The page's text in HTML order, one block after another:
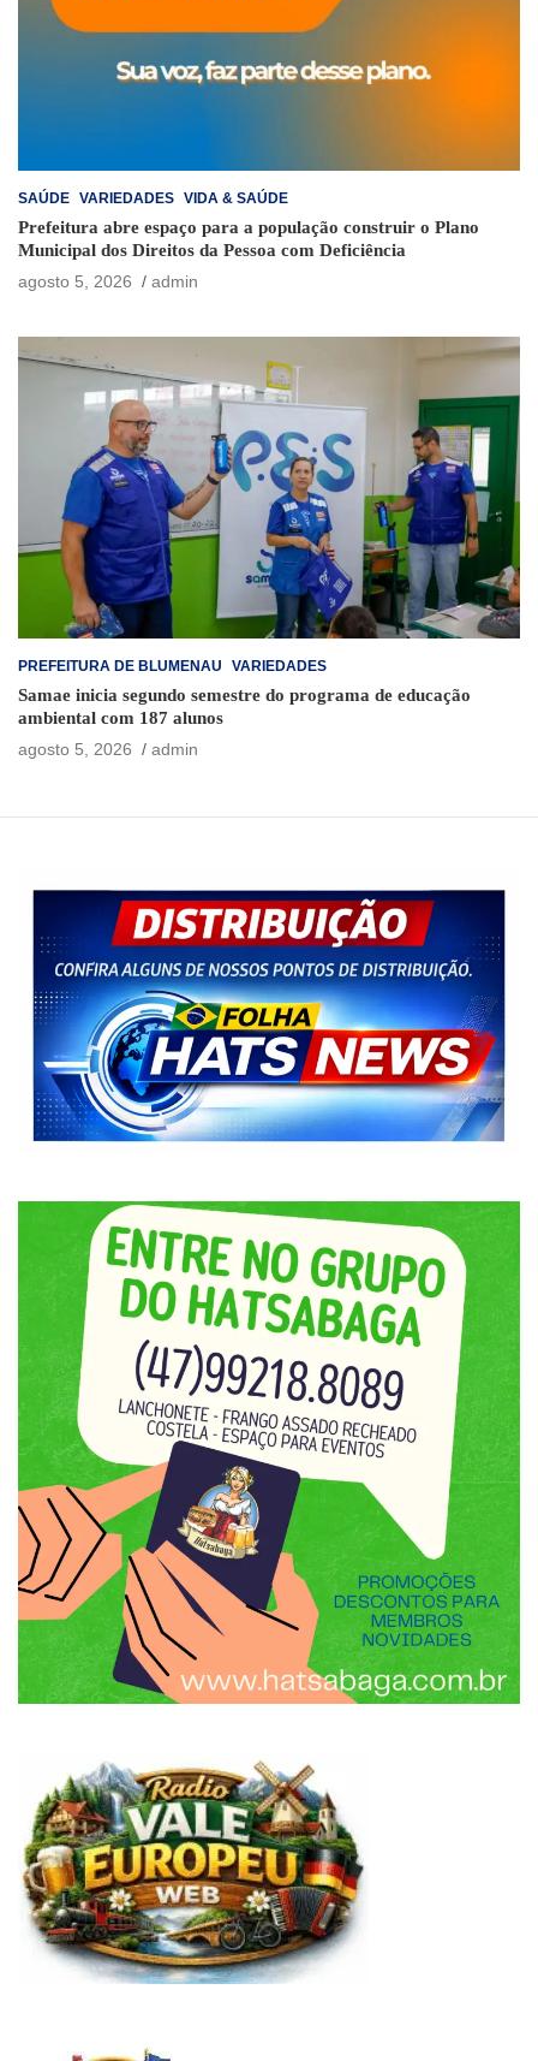
SAÚDE VARIEDADES VIDA & SAÚDE
Prefeitura abre espaço para a população construir o Plano
Municipal dos Direitos da Pessoa com Deficiência
agosto 5, 2026
admin
PREFEITURA DE BLUMENAU VARIEDADES
Samae inicia segundo semestre do programa de educação
ambiental com 187 alunos
agosto 5, 2026
admin